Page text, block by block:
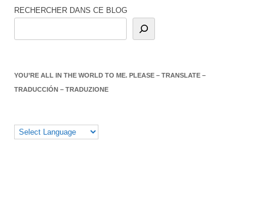
articles
RECHERCHER DANS CE BLOG
YOU’RE ALL IN THE WORLD TO ME. PLEASE – TRANSLATE –
TRADUCCIÓN – TRADUZIONE